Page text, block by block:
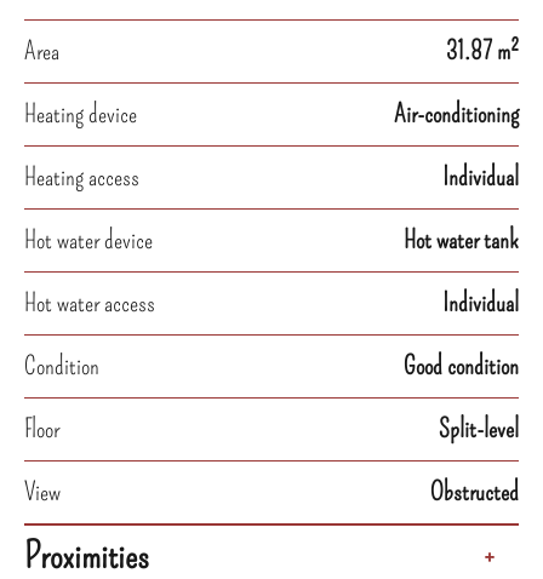
Area
31.87 m²
Heating device
Air-conditioning
Heating access
Individual
Hot water device
Hot water tank
Hot water access
Individual
Condition
Good condition
Floor
Split-level
View
Obstructed
Proximities +